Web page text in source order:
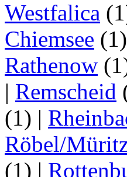
Westfalica
Chiemsee (1)
Rathenow
| Remscheid
(1) |
Röbel/
(1) |